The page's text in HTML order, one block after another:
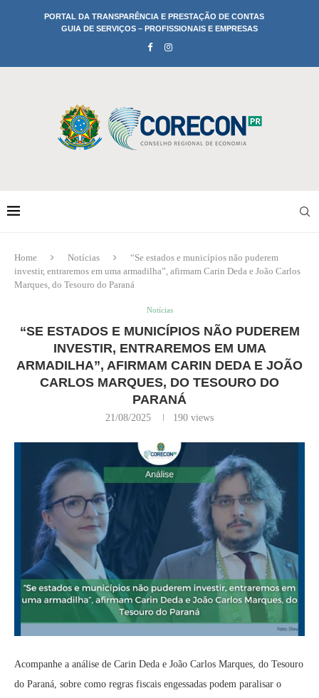
PORTAL DA TRANSPARÊNCIA E PRESTAÇÃO DE CONTAS
GUIA DE SERVIÇOS – PROFISSIONAIS E EMPRESAS
Home Notícias
“Se estados e municípios não puderem
investir, entraremos em uma armadilha”, afirmam Carin Deda e João Carlos
Marques, do Tesouro do Paraná
Notícias
“SE ESTADOS E MUNICÍPIOS NÃO PUDEREM
INVESTIR, ENTRAREMOS EM UMA
ARMADILHA”, AFIRMAM CARIN DEDA E JOÃO
CARLOS MARQUES, DO TESOURO DO
PARANÁ
21/08/2025 190 views
Acompanhe a análise de Carin Deda e João Carlos Marques, do Tesouro
do Paraná, sobre como regras fiscais engessadas podem paralisar o